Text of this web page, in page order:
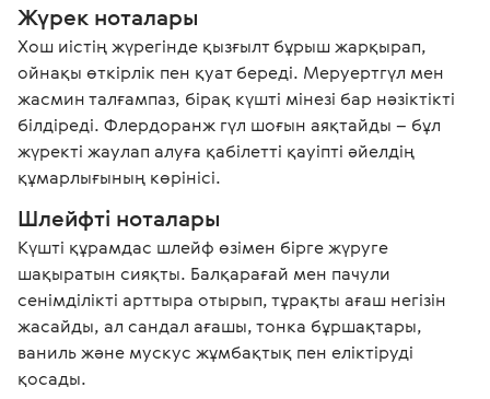
Жүрек ноталары
Хош иістің жүрегінде қызғылт бұрыш жарқырап,
ойнақы өткірлік пен қуат береді. Меруертгүл мен
жасмин талғампаз, бірақ күшті мінезі бар нәзіктікті
білдіреді. Флердоранж гүл шоғын аяқтайды – бұл
жүректі жаулап алуға қабілетті қауіпті әйелдің
құмарлығының көрінісі.
Шлейфті ноталары
Күшті құрамдас шлейф өзімен бірге жүруге
шақыратын сияқты. Балқарағай мен пачули
сенімділікті арттыра отырып, тұрақты ағаш негізін
жасайды, ал сандал ағашы, тонка бұршақтары,
ваниль және мускус жұмбақтық пен еліктіруді
қосады.